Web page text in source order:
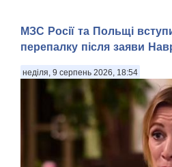
МЗС Росії та Польщі
перепалку після заяви
неділя, 9 серпень 2026, 18:54